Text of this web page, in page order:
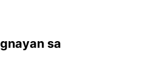
sa